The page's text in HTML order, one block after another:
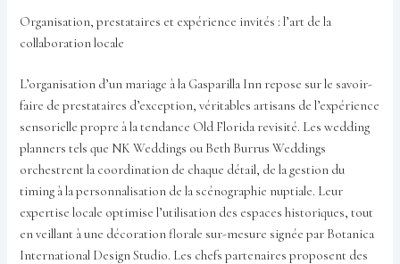
Organisation, prestataires et expérience invités : l’art de la
collaboration locale
L’organisation d’un mariage à la Gasparilla Inn repose sur le savoir-
faire de prestataires d’exception, véritables artisans de l’expérience
sensorielle propre à la tendance Old Florida revisité. Les wedding
planners tels que NK Weddings ou Beth Burrus Weddings
orchestrent la coordination de chaque détail, de la gestion du
timing à la personnalisation de la scénographie nuptiale. Leur
expertise locale optimise l’utilisation des espaces historiques, tout
en veillant à une décoration florale sur-mesure signée par Botanica
International Design Studio. Les chefs partenaires proposent des